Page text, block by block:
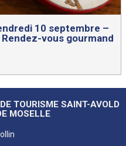
10 septembre –
vous gourmand
TOURISME SAINT-AVOLD
MOSELLE